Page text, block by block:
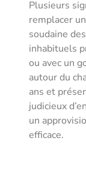
Plusieurs
remplacer
soudaine
inhabituels
ou avec un
autour du
ans et
judicieux
un
efficace.